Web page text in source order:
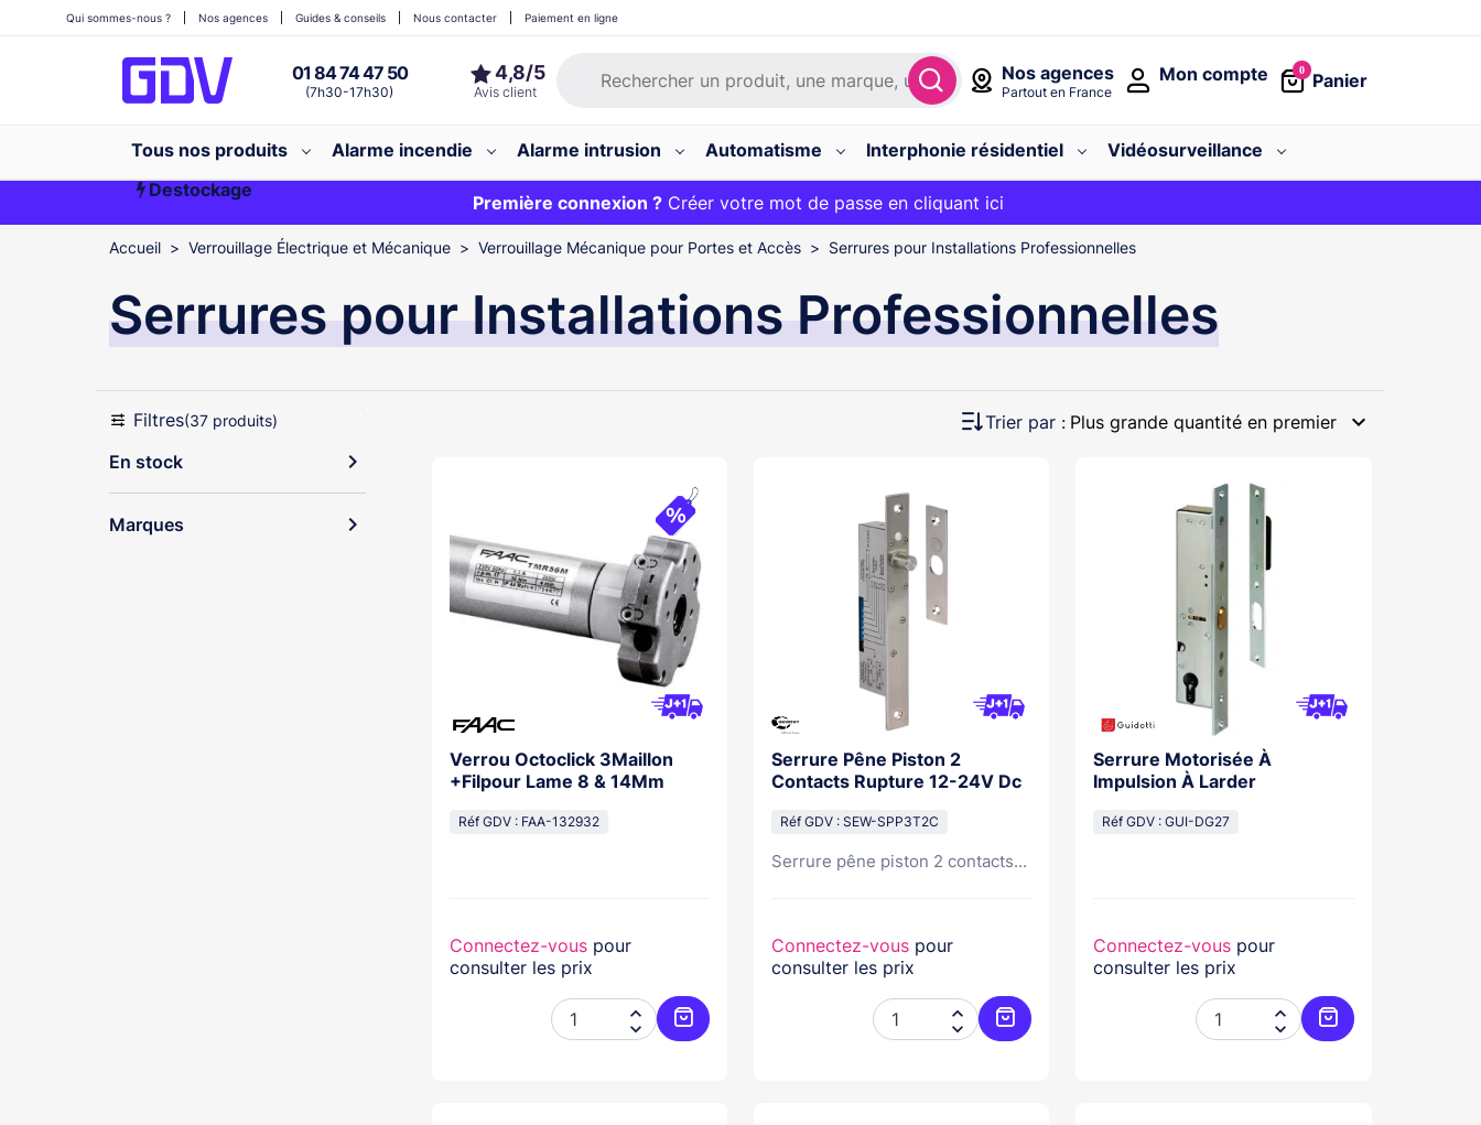
Nos agences
Partout en France
01 84 74 47 50
(7h30-17h30)
0
Panier
Mon compte
Qui sommes-nous ? Nos agences Guides & conseils Nous contacter Paiement en ligne
Tous nos produits Alarme incendie Alarme intrusion Automatisme Interphonie résidentiel
Vidéosurveillance
Destockage
Première commande ?20€ OFFERT sur votre panier et livraison 24/48h gratuite avec le code
Première connexion ?Créer votre mot de passe en cliquant ici
EXCLU WEB :
Accueil Verrouillage Électrique et Mécanique Verrouillage Mécanique pour Portes et Accès Serrures pour Installations Professionnelles
Serrures pour Installations Professionnelles
Filtres(37 produits)
En stock expand_more
Marques expand_more
Trier par : Plus grande quantité en premier expand_more
Verrou Octoclick 3Maillon
+Filpour Lame 8 & 14Mm
Réf GDV : FAA-132932
Connectez-vouspour
consulter les prix


Ajouter au panier
Serrure Pêne Piston 2
Contacts Rupture 12-24V Dc
Réf GDV : SEW-SPP3T2C
Serrure pêne piston 2 contacts...
Connectez-vouspour
consulter les prix


Ajouter au panier
Serrure Motorisée À
Impulsion À Larder
Réf GDV : GUI-DG27
Connectez-vous pour
consulter les prix


Ajouter au panier